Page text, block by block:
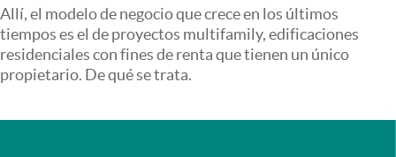
Otras secciones
Apertura
Clase
Allí, el modelo de negocio que crece en los últimos
tiempos es el de proyectos multifamily, edificaciones
residenciales con fines de renta que tienen un único
propietario. De qué se trata.